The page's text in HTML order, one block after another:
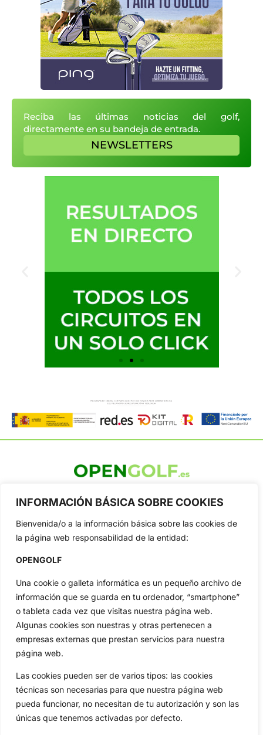
INFORMACIÓN BÁSICA SOBRE COOKIES
Bienvenida/o a la información básica sobre las cookies de
la página web responsabilidad de la entidad:
OPENGOLF
Una cookie o galleta informática es un pequeño archivo de
información que se guarda en tu ordenador, “smartphone”
o tableta cada vez que visitas nuestra página web.
Algunas cookies son nuestras y otras pertenecen a
empresas externas que prestan servicios para nuestra
página web.
Las cookies pueden ser de varios tipos: las cookies
técnicas son necesarias para que nuestra página web
pueda funcionar, no necesitan de tu autorización y son las
únicas que tenemos activadas por defecto.
Reciba las últimas noticias del golf,
directamente en su bandeja de entrada.
NEWSLETTERS
profesional y amateur, resultados en directo, vídeos, noticias,
Tour...
Categorias
Inicio
Circuitos
Especiales
Reglas
Vídeos
De Interés
Compañía
Aviso Legal
Política de Privacidad
Política de Cookies
Publicidad
Newsletters